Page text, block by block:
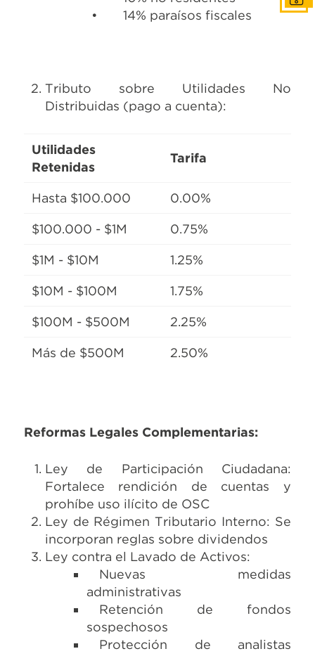
• 14% paraísos fiscales
Tributo sobre Utilidades No
Distribuidas (pago a cuenta):
Utilidades
Retenidas
Tarifa
Hasta $100.000 0.00%
$100.000 - $1M 0.75%
$1M - $10M 1.25%
$10M - $100M 1.75%
$100M - $500M 2.25%
Más de $500M 2.50%
Reformas Legales Complementarias:
Ley de Participación Ciudadana:
Fortalece rendición de cuentas y
prohíbe uso ilícito de OSC
Ley de Régimen Tributario Interno: Se
incorporan reglas sobre dividendos
Ley contra el Lavado de Activos:
Nuevas medidas
administrativas
Retención de fondos
sospechosos
Protección de analistas